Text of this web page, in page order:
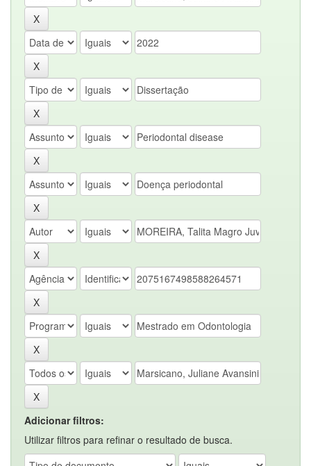
Adicionar filtros:
Utilizar filtros para refinar o resultado de busca.